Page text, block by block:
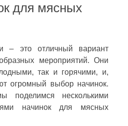
для мясных
– это отличный вариант
мероприятий. Они
так и горячими, и,
огромный выбор начинок.
поделимся несколькими
начинок для мясных